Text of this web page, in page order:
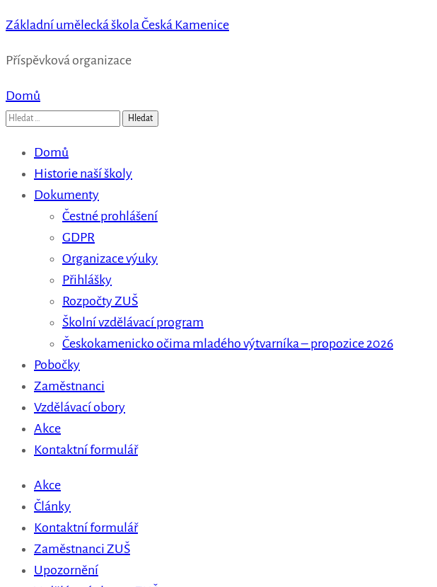
Základní umělecká škola Česká Kamenice
Příspěvková organizace
Domů
Vyhledávání
Domů
Historie naší školy
Dokumenty
Čestné prohlášení
GDPR
Organizace výuky
Přihlášky
Rozpočty ZUŠ
Školní vzdělávací program
Českokamenicko očima mladého výtvarníka – propozice 2026
Pobočky
Zaměstnanci
Vzdělávací obory
Akce
Kontaktní formulář
Akce
Články
Kontaktní formulář
Zaměstnanci ZUŠ
Upozornění